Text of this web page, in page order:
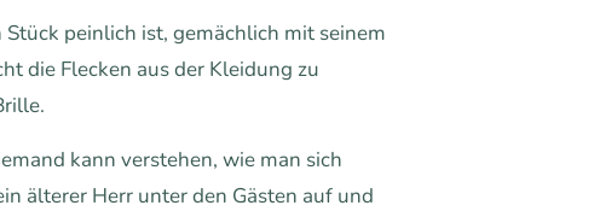
peinlich ist, gemächlich mit seinem
die Flecken aus der Kleidung zu
kann verstehen, wie man sich
älterer Herr unter den Gästen auf und